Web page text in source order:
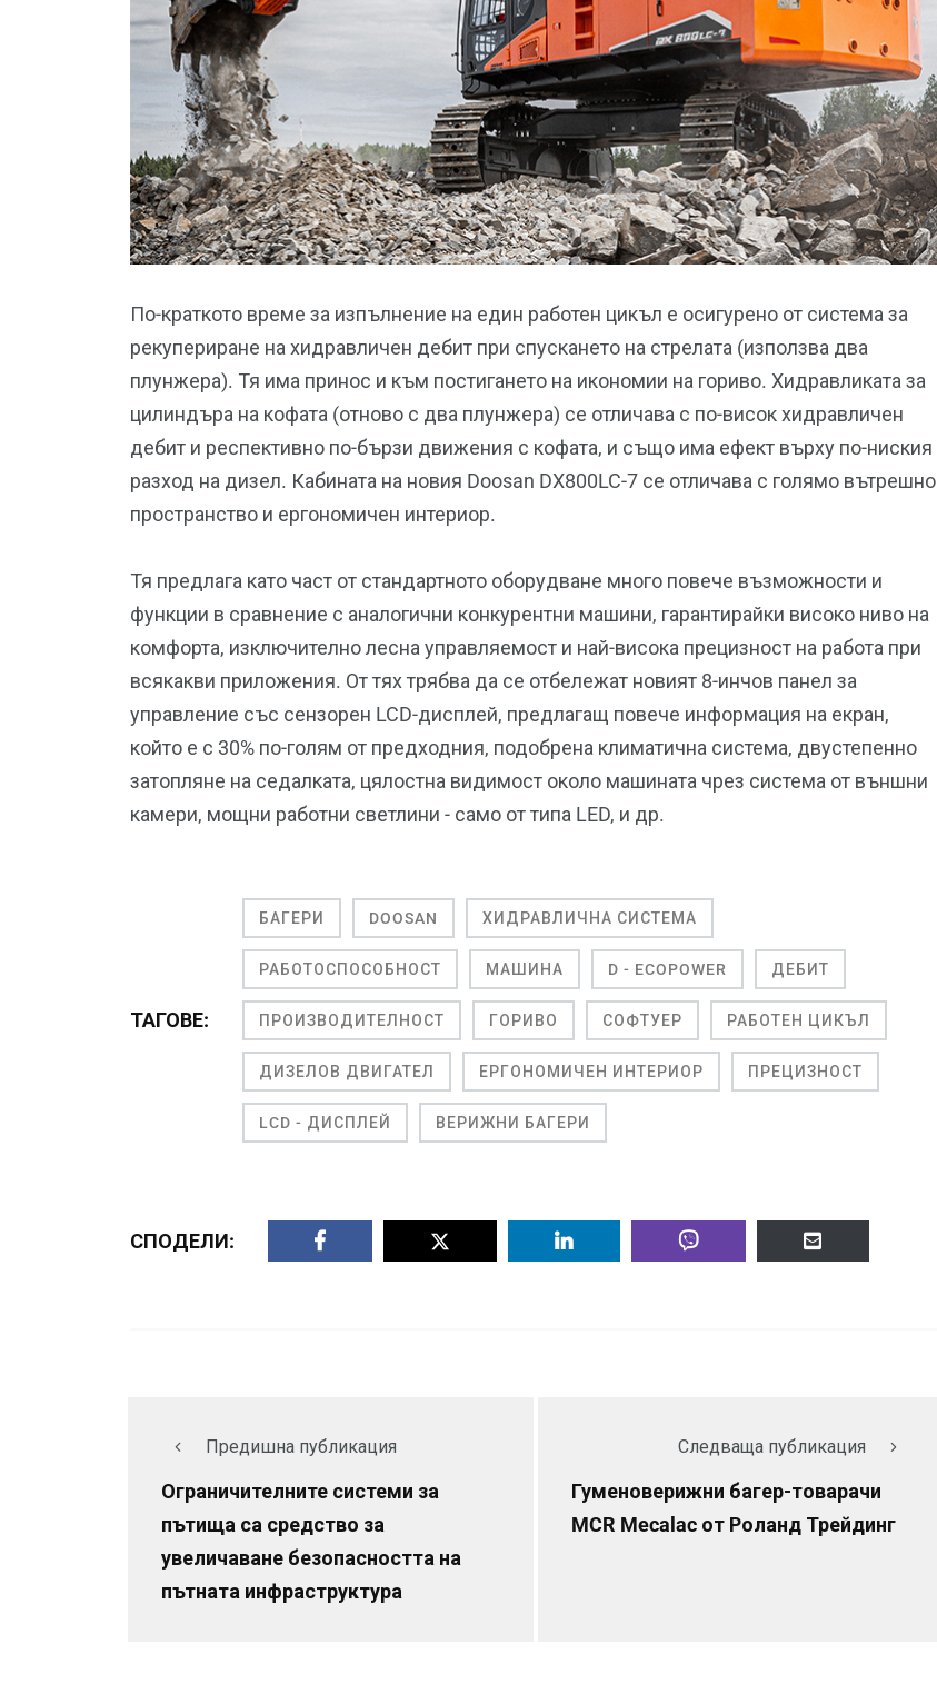
По-краткото време за изпълнение на един работен цикъл е осигурено от система за
рекупериране на хидравличен дебит при спускането на стрелата (използва два
плунжера). Тя има принос и към постигането на икономии на гориво. Хидравликата за
цилиндъра на кофата (отново с два плунжера) се отличава с по-висок хидравличен
дебит и респективно по-бързи движения с кофата, и също има ефект върху по-ниския
разход на дизел. Кабината на новия Doosan DX800LC-7 се отличава с голямо вътрешно
пространство и ергономичен интериор.
Тя предлага като част от стандартното оборудване много повече възможности и
функции в сравнение с аналогични конкурентни машини, гарантирайки високо ниво на
комфорта, изключително лесна управляемост и най-висока прецизност на работа при
всякакви приложения. От тях трябва да се отбележат новият 8-инчов панел за
управление със сензорен LCD-дисплей, предлагащ повече информация на екран,
който е с 30% по-голям от предходния, подобрена климатична система, двустепенно
затопляне на седалката, цялостна видимост около машината чрез система от външни
камери, мощни работни светлини - само от типа LED, и др.
ТАГОВЕ:
БАГЕРИ DOOSAN ХИДРАВЛИЧНА СИСТЕМА
РАБОТОСПОСОБНОСТ МАШИНА D - ECOPOWER ДЕБИТ
ПРОИЗВОДИТЕЛНОСТ ГОРИВО СОФТУЕР РАБОТЕН ЦИКЪЛ
ДИЗЕЛОВ ДВИГАТЕЛ ЕРГОНОМИЧЕН ИНТЕРИОР ПРЕЦИЗНОСТ
LCD - ДИСПЛЕЙ ВЕРИЖНИ БАГЕРИ
СПОДЕЛИ:
Предишна публикация
Ограничителните системи за
пътища са средство за
увеличаване безопасността на
пътната инфраструктура
Следваща публикация
Гуменоверижни багер-товарачи
MCR Mecalac от Роланд Трейдинг